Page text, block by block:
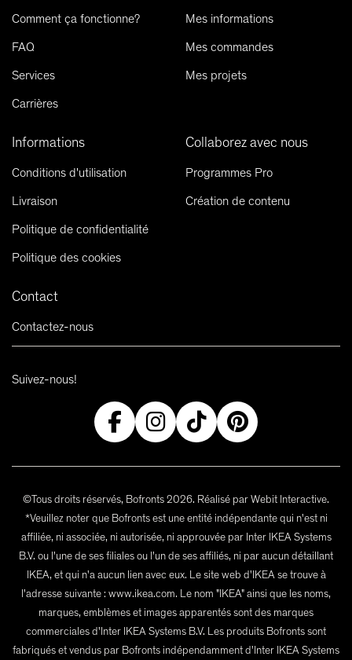
Comment ça fonctionne?
FAQ
Services
Carrières
Mes informations
Mes commandes
Mes projets
Informations
Conditions d'utilisation
Livraison
Politique de confidentialité
Politique des cookies
Collaborez avec nous
Programmes Pro
Création de contenu
Contact
Contactez-nous
Suivez-nous!
©Tous droits réservés, Bofronts 2026. Réalisé par Webit Interactive.
*Veuillez noter que Bofronts est une entité indépendante qui n'est ni
affiliée, ni associée, ni autorisée, ni approuvée par Inter IKEA Systems
B.V. ou l'une de ses filiales ou l'un de ses affiliés, ni par aucun détaillant
IKEA, et qui n'a aucun lien avec eux. Le site web d'IKEA se trouve à
l'adresse suivante : www.ikea.com. Le nom "IKEA" ainsi que les noms,
marques, emblèmes et images apparentés sont des marques
commerciales d'Inter IKEA Systems B.V. Les produits Bofronts sont
fabriqués et vendus par Bofronts indépendamment d'Inter IKEA Systems